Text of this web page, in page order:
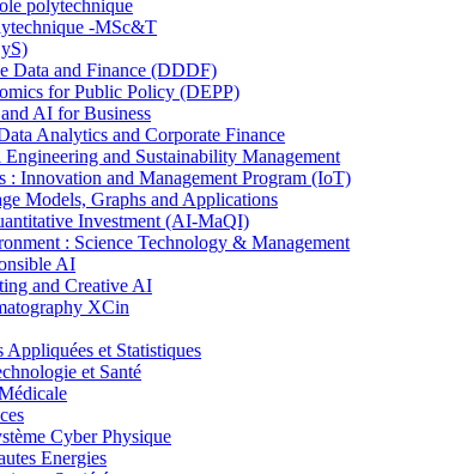
polytechnique
-MSc&T
Data and Finance (DDDF)
for Public Policy (DEPP)
AI for Business
Analytics and Corporate Finance
and Sustainability Management
Innovation and Management Program (IoT)
Models, Graphs and Applications
Investment (AI-MaQI)
: Science Technology & Management
AI
and Creative AI
XCin
et Statistiques
et Santé
Cyber Physique
Energies